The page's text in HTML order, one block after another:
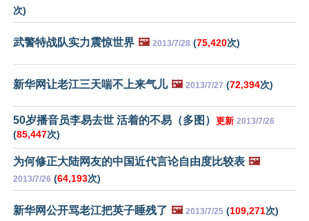
次)
武警特战队实力震惊世界 🖼️ 2013/7/28 (75,420次)
新华网让老江三天喘不上来气儿 🖼️ 2013/7/27 (72,394次)
50岁播音员李易去世 活着的不易（多图） 更新 2013/7/26
(85,447次)
为何修正大陆网友的中国近代言论自由度比较表 🖼️
2013/7/26 (64,193次)
新华网公开骂老江把英子睡残了 🖼️ 2013/7/25 (109,271次)